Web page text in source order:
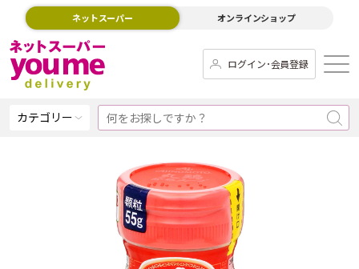
ネットスーパー オンラインショップ
ログイン･会員登録
カテゴリー